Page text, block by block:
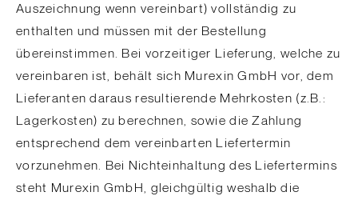
Auszeichnung wenn vereinbart) vollständig zu
enthalten und müssen mit der Bestellung
übereinstimmen. Bei vorzeitiger Lieferung, welche zu
vereinbaren ist, behält sich Murexin GmbH vor, dem
Lieferanten daraus resultierende Mehrkosten (z.B.:
Lagerkosten) zu berechnen, sowie die Zahlung
entsprechend dem vereinbarten Liefertermin
vorzunehmen. Bei Nichteinhaltung des Liefertermins
steht Murexin GmbH, gleichgültig weshalb die